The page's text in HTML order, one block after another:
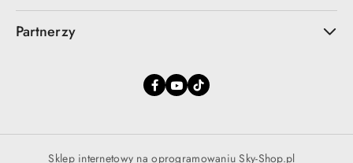
Partnerzy
Sklep internetowy na oprogramowaniu Sky-Shop.pl